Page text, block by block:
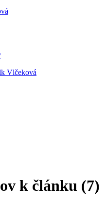
Vlčeková
k článku (7)